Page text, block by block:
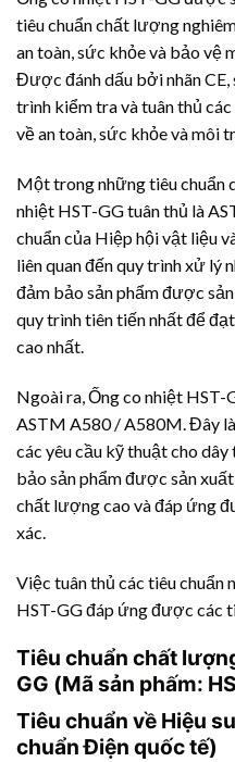
tiêu chuẩn chất lượng
an toàn, sức khỏe và bảo
Được đánh dấu bởi nhãn CE,
trình kiểm tra và tuân thủ các
về an toàn, sức khỏe và môi
Một trong những tiêu chuẩn
nhiệt HST-GG tuân thủ là
chuẩn của Hiệp hội vật liệu
liên quan đến quy trình xử lý
đảm bảo sản phẩm được
quy trình tiên tiến nhất để
cao nhất.
Ngoài ra, Ống co nhiệt HST-
ASTM A580 / A580M. Đây
các yêu cầu kỹ thuật cho
bảo sản phẩm được sản
chất lượng cao và đáp ứng
xác.
Việc tuân thủ các tiêu chuẩn
HST-GG đáp ứng được các
Tiêu chuẩn chất
GG (Mã sản phấm:
Tiêu chuẩn về Hiệu
chuẩn Điện quốc tế)